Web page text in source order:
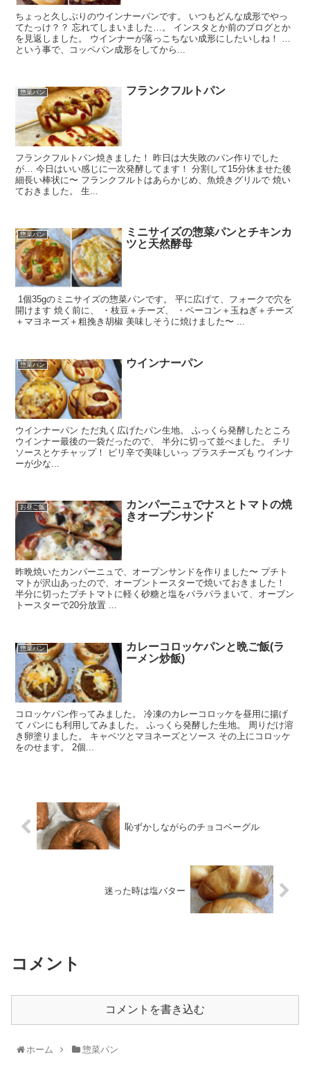
ちょっと久しぶりのウインナーパンです。 いつもどんな成形でやっ
てたっけ？？ 忘れてしまいました…。 インスタとか前のブログとか
を見返しました。 ウインナーが落っこちない成形にしたいしね！ …
という事で、コッペパン成形をしてから...
惣菜パン フランクフルトパン
フランクフルトパン焼きました！ 昨日は大失敗のパン作りでした
が… 今日はいい感じに一次発酵してます！ 分割して15分休ませた後
細長い棒状に〜 フランクフルトはあらかじめ、魚焼きグリルで 焼い
ておきました。 生...
惣菜パン
ミニサイズの惣菜パンとチキンカ
ツと天然酵母
1個35gのミニサイズの惣菜パンです。 平に広げて、フォークで穴を
開けます 焼く前に、 ・枝豆＋チーズ、 ・ベーコン＋玉ねぎ＋チーズ
＋マヨネーズ＋粗挽き胡椒 美味しそうに焼けました〜 ...
惣菜パン ウインナーパン
ウインナーパン ただ丸く広げたパン生地。 ふっくら発酵したところ
ウインナー最後の一袋だったので、 半分に切って並べました。 チリ
ソースとケチャップ！ ピリ辛で美味しいっ プラスチーズも ウインナ
ーが少な...
お昼ご飯
カンパーニュでナスとトマトの焼
きオープンサンド
昨晩焼いたカンパーニュで、オープンサンドを作りました〜 プチト
マトが沢山あったので、オーブントースターで焼いておきました！
半分に切ったプチトマトに軽く砂糖と塩をパラパラまいて、オーブン
トースターで20分放置 ...
惣菜パン
カレーコロッケパンと晩ご飯(ラ
ーメン炒飯)
コロッケパン作ってみました。 冷凍のカレーコロッケを昼用に揚げ
て パンにも利用してみました。 ふっくら発酵した生地。 周りだけ溶
き卵塗りました。 キャベツとマヨネーズとソース その上にコロッケ
をのせます。 2個...
恥ずかしながらのチョコベーグル
迷った時は塩バター
コメント
コメントを書き込む
ホーム 惣菜パン